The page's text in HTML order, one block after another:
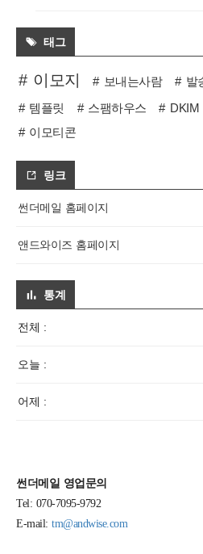
태그
이모지 보내는사람 발
템플릿
스팸하우스 DKIM
이모티콘
링크
썬더메일 홈페이지
앤드와이즈 홈페이지
통계
전체 :
오늘 :
어제 :
썬더메일 영업문의
Tel: 070-7095-9792
E-mail: tm@andwise.com